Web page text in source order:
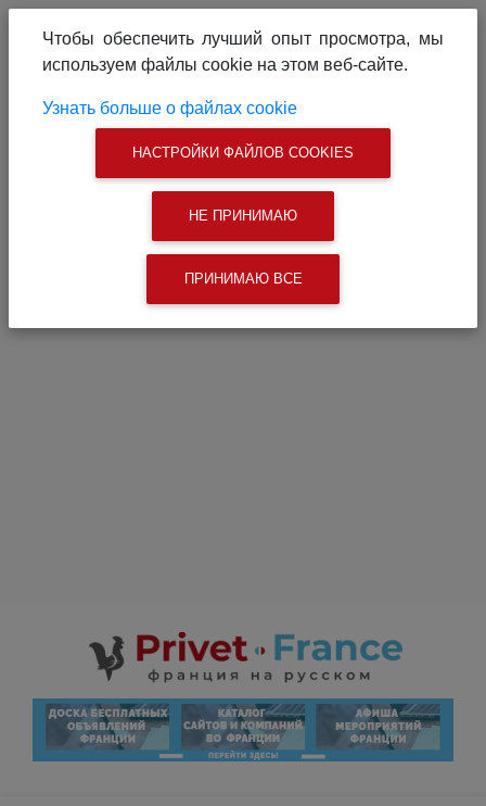
Связаться с нами
Поиск
Чтобы обеспечить лучший опыт просмотра, мы
используем файлы cookie на этом веб-сайте.
Узнать больше о файлах cookie